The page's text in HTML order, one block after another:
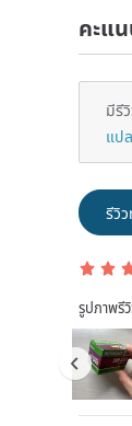
คะแ
มีรี
แป
รีวิ
รูปภาพรี